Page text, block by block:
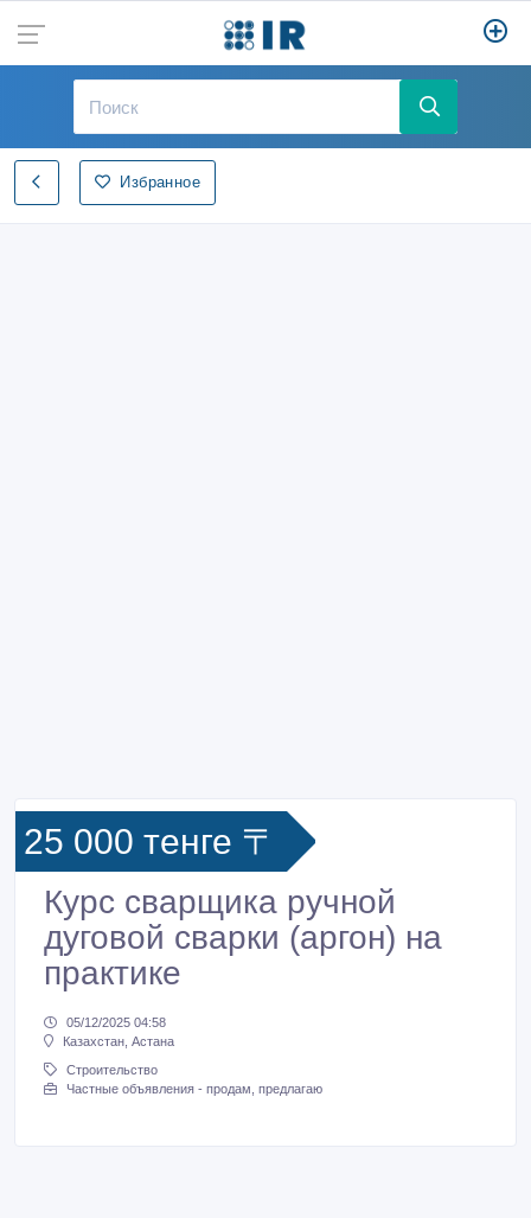
Избранное
25 000 тенге 〒
Курс сварщика ручной
дуговой сварки (аргон) на
практике
05/12/2025 04:58
Казахстан, Астана
Строительство
Частные объявления - продам, предлагаю